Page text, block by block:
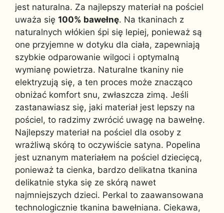
jest naturalna. Za najlepszy materiał na pościel
uważa się 100% bawełnę. Na tkaninach z
naturalnych włókien śpi się lepiej, ponieważ są
one przyjemne w dotyku dla ciała, zapewniają
szybkie odparowanie wilgoci i optymalną
wymianę powietrza. Naturalne tkaniny nie
elektryzują się, a ten proces może znacząco
obniżać komfort snu, zwłaszcza zimą. Jeśli
zastanawiasz się, jaki materiał jest lepszy na
pościel, to radzimy zwrócić uwagę na bawełnę.
Najlepszy materiał na pościel dla osoby z
wrażliwą skórą to oczywiście satyna. Popelina
jest uznanym materiałem na pościel dziecięcą,
ponieważ ta cienka, bardzo delikatna tkanina
delikatnie styka się ze skórą nawet
najmniejszych dzieci. Perkal to zaawansowana
technologicznie tkanina bawełniana. Ciekawa,